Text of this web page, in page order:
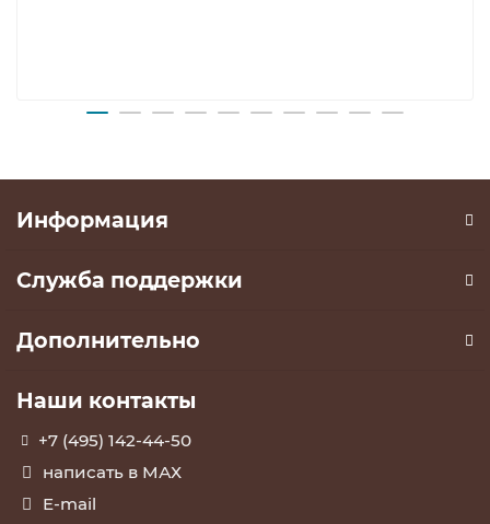
Информация
Служба поддержки
Дополнительно
Наши контакты
+7 (495) 142-44-50
написать в МАХ
E-mail